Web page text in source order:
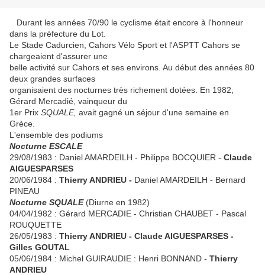
Durant les années 70/90 le cyclisme était encore à l'honneur
dans la préfecture du Lot.
Le Stade Cadurcien, Cahors Vélo Sport et l'ASPTT Cahors se
chargeaient d'assurer une
belle activité sur Cahors et ses environs. Au début des années 80
deux grandes surfaces
organisaient des nocturnes très richement dotées. En 1982,
Gérard Mercadié, vainqueur du
1er Prix SQUALE, avait gagné un séjour d'une semaine en
Grèce.
L'ensemble des podiums
Nocturne ESCALE
29/08/1983 : Daniel AMARDEILH - Philippe BOCQUIER - Claude
AIGUESPARSES
20/06/1984 : Thierry ANDRIEU - Daniel AMARDEILH - Bernard
PINEAU
Nocturne SQUALE(Diurne en 1982)
04/04/1982 : Gérard MERCADIE - Christian CHAUBET - Pascal
ROUQUETTE
26/05/1983 : Thierry ANDRIEU - Claude AIGUESPARSES -
Gilles GOUTAL
05/06/1984 : Michel GUIRAUDIE : Henri BONNAND - Thierry
ANDRIEU